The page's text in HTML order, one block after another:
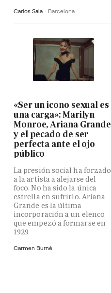
Carlos Sala Barcelona
«Ser un icono sexual es
una carga»: Marilyn
Monroe, Ariana Grande
y el pecado de ser
perfecta ante el ojo
público
La presión social ha forzado
a la artista a alejarse del
foco. No ha sido la única
estrella en sufrirlo. Ariana
Grande es la última
incorporación a un elenco
que empezó a formarse en
1929
Carmen Burné